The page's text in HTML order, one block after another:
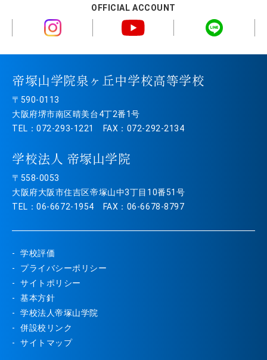
OFFICIAL ACCOUNT
帝塚山学院泉ヶ丘中学校高等学校
〒590-0113
大阪府堺市南区晴美台4丁2番1号
TEL：072-293-1221 FAX：072-292-2134
学校法人 帝塚山学院
〒558-0053
大阪府大阪市住吉区帝塚山中3丁目10番51号
TEL：06-6672-1954 FAX：06-6678-8797
学校評価
プライバシーポリシー
サイトポリシー
基本方針
学校法人帝塚山学院
併設校リンク
サイトマップ